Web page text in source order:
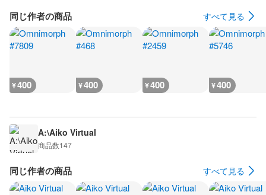
同じ作者の商品 すべて見る
¥400 ¥400 ¥400 ¥400
A:\Aiko Virtual
商品数147
同じ作者の商品 すべて見る